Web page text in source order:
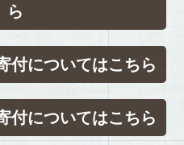
ら
付についてはこちら
付についてはこちら